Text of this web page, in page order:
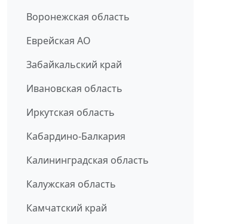
Воронежская область
Еврейская АО
Забайкальский край
Ивановская область
Иркутская область
Кабардино-Балкария
Калининградская область
Калужская область
Камчатский край